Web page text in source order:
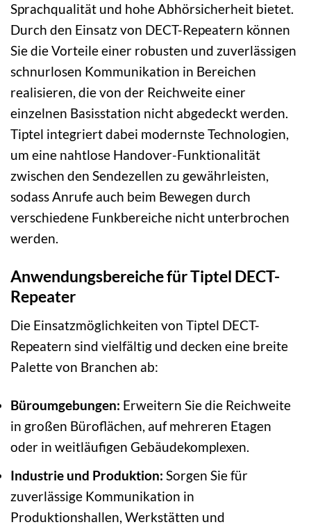
Sprachqualität und hohe Abhörsicherheit bietet.
Durch den Einsatz von DECT-Repeatern können
Sie die Vorteile einer robusten und zuverlässigen
schnurlosen Kommunikation in Bereichen
realisieren, die von der Reichweite einer
einzelnen Basisstation nicht abgedeckt werden.
Tiptel integriert dabei modernste Technologien,
um eine nahtlose Handover-Funktionalität
zwischen den Sendezellen zu gewährleisten,
sodass Anrufe auch beim Bewegen durch
verschiedene Funkbereiche nicht unterbrochen
werden.
Anwendungsbereiche für Tiptel DECT-
Repeater
Die Einsatzmöglichkeiten von Tiptel DECT-
Repeatern sind vielfältig und decken eine breite
Palette von Branchen ab:
Büroumgebungen: Erweitern Sie die Reichweite
in großen Büroflächen, auf mehreren Etagen
oder in weitläufigen Gebäudekomplexen.
Industrie und Produktion: Sorgen Sie für
zuverlässige Kommunikation in
Produktionshallen, Werkstätten und